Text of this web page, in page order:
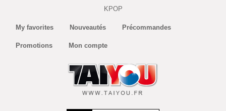
KPOP
My favorites Nouveautés Précommandes
Promotions Mon compte